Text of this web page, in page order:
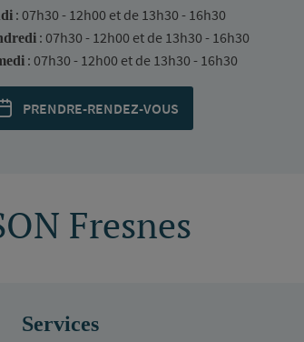
: 07h30 - 12h00 et de 13h30 - 16h30
: 07h30 - 12h00 et de 13h30 - 16h30
: 07h30 - 12h00 et de 13h30 - 16h30
PRENDRE-RENDEZ-VOUS
Fresnes
Services